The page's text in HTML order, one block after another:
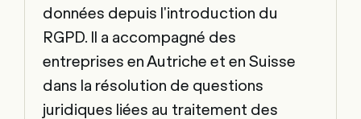
données depuis l'introduction du
RGPD. Il a accompagné des
entreprises en Autriche et en Suisse
dans la résolution de questions
juridiques liées au traitement des